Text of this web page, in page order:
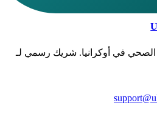
في أوكرانيا. شريك رسمي لـ